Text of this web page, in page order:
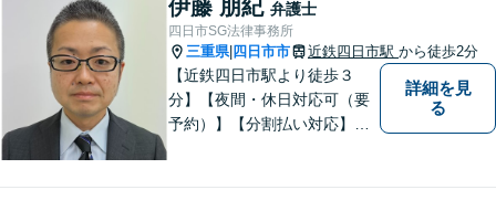
伊藤 朋紀 弁護士
四日市SG法律事務所
三重県| 四日市市 近鉄四日市駅 から徒歩2分
【近鉄四日市駅より徒歩３
分】【夜間・休日対応可（要
予約）】【分割払い対応】
詳細を見
る